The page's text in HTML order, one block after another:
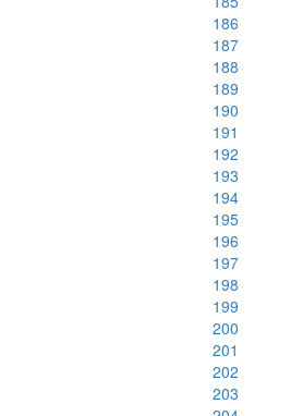
186
187
188
189
190
191
192
193
194
195
196
197
198
199
200
201
202
203